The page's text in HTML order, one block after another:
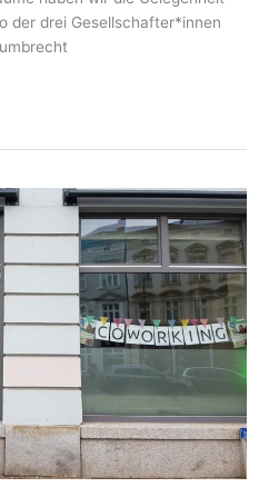
der drei Gesellschafter*innen